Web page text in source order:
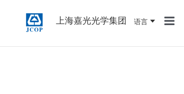
语言
上海嘉光光学集团